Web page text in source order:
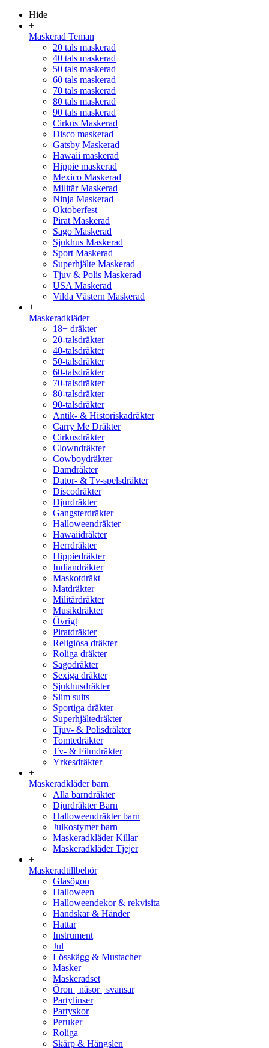
Hide
+
Maskerad Teman
20 tals maskerad
40 tals maskerad
50 tals maskerad
60 tals maskerad
70 tals maskerad
80 tals maskerad
90 tals maskerad
Cirkus Maskerad
Disco maskerad
Gatsby Maskerad
Hawaii maskerad
Hippie maskerad
Mexico Maskerad
Militär Maskerad
Ninja Maskerad
Oktoberfest
Pirat Maskerad
Sago Maskerad
Sjukhus Maskerad
Sport Maskerad
Superhjälte Maskerad
Tjuv & Polis Maskerad
USA Maskerad
Vilda Västern Maskerad
+
Maskeradkläder
18+ dräkter
20-talsdräkter
40-talsdräkter
50-talsdräkter
60-talsdräkter
70-talsdräkter
80-talsdräkter
90-talsdräkter
Antik- & Historiskadräkter
Carry Me Dräkter
Cirkusdräkter
Clowndräkter
Cowboydräkter
Damdräkter
Dator- & Tv-spelsdräkter
Discodräkter
Djurdräkter
Gangsterdräkter
Halloweendräkter
Hawaiidräkter
Herrdräkter
Hippiedräkter
Indiandräkter
Maskotdräkt
Matdräkter
Militärdräkter
Musikdräkter
Övrigt
Piratdräkter
Religiösa dräkter
Roliga dräkter
Sagodräkter
Sexiga dräkter
Sjukhusdräkter
Slim suits
Sportiga dräkter
Superhjältedräkter
Tjuv- & Polisdräkter
Tomtedräkter
Tv- & Filmdräkter
Yrkesdräkter
+
Maskeradkläder barn
Alla barndräkter
Djurdräkter Barn
Halloweendräkter barn
Julkostymer barn
Maskeradkläder Killar
Maskeradkläder Tjejer
+
Maskeradtillbehör
Glasögon
Halloween
Halloweendekor & rekvisita
Handskar & Händer
Hattar
Instrument
Jul
Lösskägg & Mustacher
Masker
Maskeradset
Öron | näsor | svansar
Partylinser
Partyskor
Peruker
Roliga
Skärp & Hängslen